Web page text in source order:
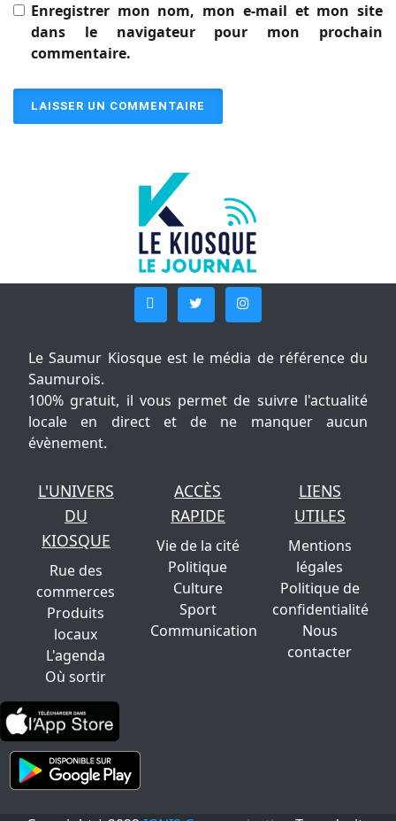
Enregistrer mon nom, mon e-mail et mon site
dans le navigateur pour mon prochain
commentaire.
Le Saumur Kiosque est le média de référence du
Saumurois.
100% gratuit, il vous permet de suivre l'actualité
locale en direct et de ne manquer aucun
évènement.
L'UNIVERS
DU
KIOSQUE
Rue des
commerces
Produits
locaux
L'agenda
Où sortir
ACCÈS
RAPIDE
Vie de la cité
Politique
Culture
Sport
Communication
LIENS
UTILES
Mentions
légales
Politique de
confidentialité
Nous
contacter